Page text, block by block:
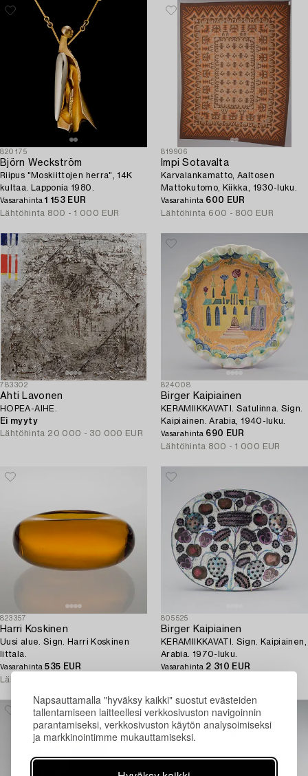
Napsauttamalla "hyväksy kaikki" suostut evästeiden
tallentamiseen laitteellesi verkkosivuston navigoinnin
parantamiseksi, verkkosivuston käytön analysoimiseksi
ja markkinointimme mukauttamiseksi.
820175
Björn Weckström
Riipus "Moskiittojen herra", 14K
kultaa. Lapponia 1980.
Vasarahinta1 153 EUR
Lähtöhinta 800 - 1 000 EUR
819906
Impi Sotavalta
Karvalankamatto, Aaltosen
Mattokutomo, Kiikka, 1930-luku.
Vasarahinta 600 EUR
Lähtöhinta 600 - 800 EUR
783302
Ahti Lavonen
HOPEA-AIHE.
Ei myyty
Lähtöhinta 20 000 - 30 000 EUR
824008
Birger Kaipiainen
KERAMIIKKAVATI. Satulinna. Sign.
Kaipiainen. Arabia, 1940-luku.
Vasarahinta 690 EUR
Lähtöhinta 800 - 1 000 EUR
823357
Harri Koskinen
Uusi alue. Sign. Harri Koskinen
Iittala.
Vasarahinta535 EUR
Lähtöhinta
805525
Birger Kaipiainen
KERAMIIKKAVATI. Sign. Kaipiainen,
Arabia. 1970-luku.
Vasarahinta 2 310 EUR